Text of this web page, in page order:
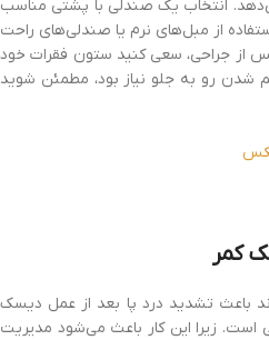
انتخاب یک صندلی با پشتی مناسب
از مبل‌های نرم یا صندلی‌های راحت
از جراحی، سعی کنید ستون فقرات خود
شدن رو به جلو نیاز بود، مطمئن شوید
کمر
باعث تشدید درد پا بعد از عمل دیسک
است. زیرا این کار باعث می‌شود مدیریت